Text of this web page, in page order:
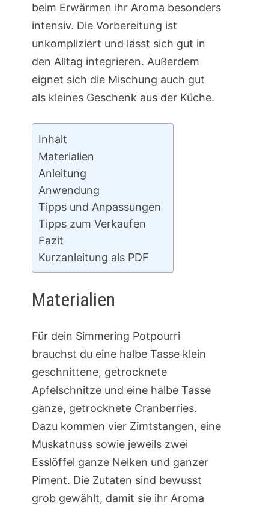
beim Erwärmen ihr Aroma besonders
intensiv. Die Vorbereitung ist
unkompliziert und lässt sich gut in
den Alltag integrieren. Außerdem
eignet sich die Mischung auch gut
als kleines Geschenk aus der Küche.
Inhalt
Materialien
Anleitung
Anwendung
Tipps und Anpassungen
Tipps zum Verkaufen
Fazit
Kurzanleitung als PDF
Materialien
Für dein Simmering Potpourri
brauchst du eine halbe Tasse klein
geschnittene, getrocknete
Apfelschnitze und eine halbe Tasse
ganze, getrocknete Cranberries.
Dazu kommen vier Zimtstangen, eine
Muskatnuss sowie jeweils zwei
Esslöffel ganze Nelken und ganzer
Piment. Die Zutaten sind bewusst
grob gewählt, damit sie ihr Aroma